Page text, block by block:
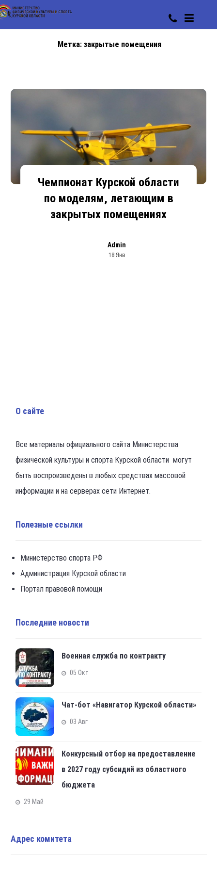
Метка: закрытые помещения
Чемпионат Курской области
по моделям, летающим в
закрытых помещениях
Admin
18 Янв
О сайте
Все материалы официального сайта Министерства
физической культуры и спорта Курской области могут
быть воспроизведены в любых средствах массовой
информации и на серверах сети Интернет.
Полезные ссылки
Министерство спорта РФ
Администрация Курской области
Портал правовой помощи
Последние новости
Военная служба по контракту
05 Окт
Чат-бот «Навигатор Курской области»
03 Авг
Конкурсный отбор на предоставление
в 2027 году субсидий из областного
бюджета
29 Май
Адрес комитета